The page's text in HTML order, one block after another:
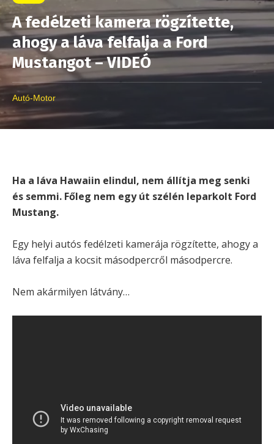
A fedélzeti kamera rögzítette,
ahogy a láva felfalja a Ford
Mustangot – VIDEÓ
Autó-Motor
Ha a láva Hawaiin elindul, nem állítja meg senki
és semmi. Főleg nem egy út szélén leparkolt Ford
Mustang.
Egy helyi autós fedélzeti kamerája rögzítette, ahogy a
láva felfalja a kocsit másodpercről másodpercre.
Nem akármilyen látvány…